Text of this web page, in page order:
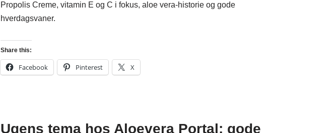
Propolis Creme, vitamin E og C i fokus, aloe vera-historie og gode
hverdagsvaner.
Share this:
Facebook Pinterest X
Ugens tema hos Aloevera Portal: gode